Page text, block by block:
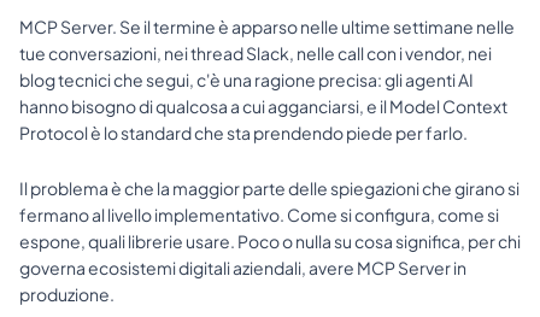
MCP Server. Se il termine è apparso nelle ultime settimane nelle
tue conversazioni, nei thread Slack, nelle call con i vendor, nei
blog tecnici che segui, c'è una ragione precisa: gli agenti AI
hanno bisogno di qualcosa a cui agganciarsi, e il Model Context
Protocol è lo standard che sta prendendo piede per farlo.
Il problema è che la maggior parte delle spiegazioni che girano si
fermano al livello implementativo. Come si configura, come si
espone, quali librerie usare. Poco o nulla su cosa significa, per chi
governa ecosistemi digitali aziendali, avere MCP Server in
produzione.